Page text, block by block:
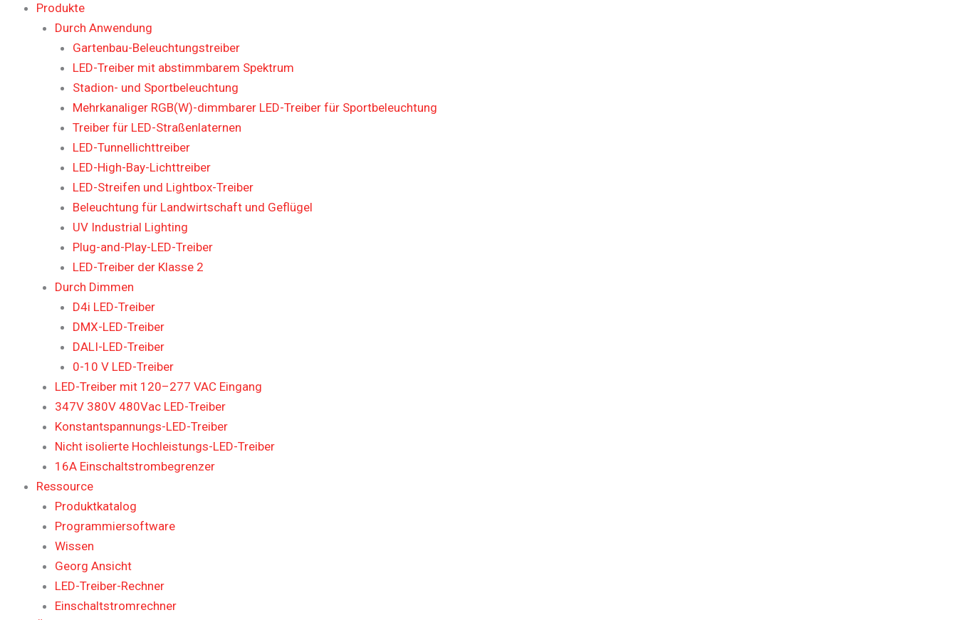
Produkte
Durch Anwendung
Gartenbau-Beleuchtungstreiber
LED-Treiber mit abstimmbarem Spektrum
Stadion- und Sportbeleuchtung
Mehrkanaliger RGB(W)-dimmbarer LED-Treiber für Sportbeleuchtung
Treiber für LED-Straßenlaternen
LED-Tunnellichttreiber
LED-High-Bay-Lichttreiber
LED-Streifen und Lightbox-Treiber
Beleuchtung für Landwirtschaft und Geflügel
UV Industrial Lighting
Plug-and-Play-LED-Treiber
LED-Treiber der Klasse 2
Durch Dimmen
D4i LED-Treiber
DMX-LED-Treiber
DALI-LED-Treiber
0-10 V LED-Treiber
LED-Treiber mit 120–277 VAC Eingang
347V 380V 480Vac LED-Treiber
Konstantspannungs-LED-Treiber
Nicht isolierte Hochleistungs-LED-Treiber
16A Einschaltstrombegrenzer
Ressource
Produktkatalog
Programmiersoftware
Wissen
Georg Ansicht
LED-Treiber-Rechner
Einschaltstromrechner